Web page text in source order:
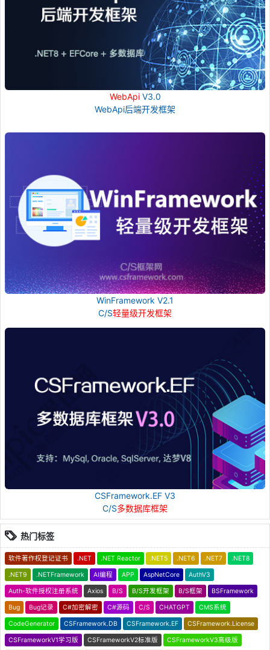
WebApiV3.0
WebApi后端开发框架
WinFramework V2.1
C/S轻量级开发框架
CSFramework.EF V3
C/S多数据库框架
热门标签
软件著作权登记证书 .NET .NET Reactor .NET5 .NET6 .NET7 .NET8
.NET9 .NETFramework AI编程 APP AspNetCore AuthV3
Auth-软件授权注册系统 Axios B/S B/S开发框架 B/S框架 BSFramework
Bug Bug记录 C#加密解密 C#源码 C/S CHATGPT CMS系统
CodeGenerator CSFramework.DB CSFramework.EF CSFramework.License
CSFrameworkV1学习版 CSFrameworkV2标准版 CSFrameworkV3高级版